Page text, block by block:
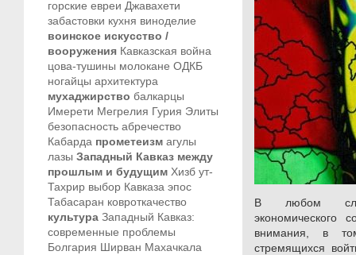
горские евреи Джавахети
забастовки кухня виноделие
воинское искусство /
вооружения Кавказская война
цова-тушины молокане ОДКБ
ногайцы архитектура
мухаджирство балкарцы
Имерети Мегрелия Гурия Элиты
безопасность абречество
Кабарда прометеизм агулы
лазы Западный Кавказ между
прошлым и будущим Хизб ут-
Тахрир выбор Кавказа эпос
Табасаран ковроткачество
культура Западный Кавказ:
современные проблемы
Болгария Ширван Махачкала
В любом
экономического
внимания, в
стремящихся